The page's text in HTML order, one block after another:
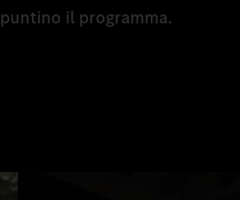
puntino il programma.